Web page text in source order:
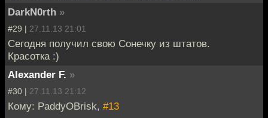
DarkN0rth »
#29 | 27.11.13 21:01
Сегодня получил свою Сонечку из штатов.
Красотка :)
Alexander F. »
#30 | 27.11.13 21:12
Кому: PaddyOBrisk, #13